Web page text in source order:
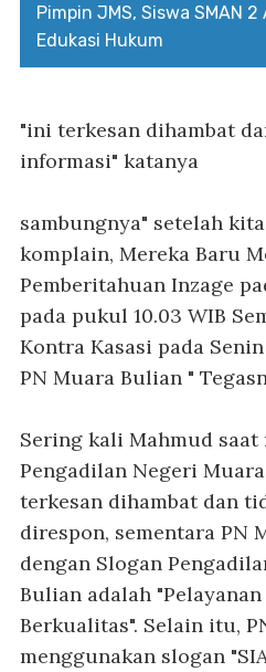
Pimpin JMS, Siswa SMAN
Edukasi Hukum
"ini terkesan dihambat
informasi" katanya
sambungnya" setelah
komplain, Mereka Baru
Pemberitahuan Inzage
pada pukul 10.03 WIB
Kontra Kasasi pada
PN Muara Bulian "
Sering kali Mahmud
Pengadilan Negeri
terkesan dihambat dan
direspon, sementara PN
dengan Slogan
Bulian adalah
Berkualitas". Selain itu,
menggunakan slogan